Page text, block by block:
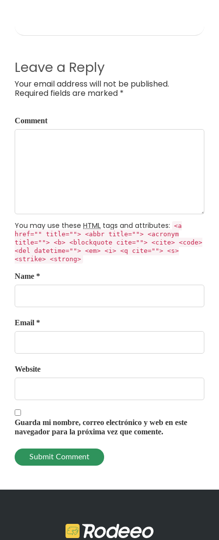
Leave a Reply
Your email address will not be published.
Required fields are marked *
Comment
You may use these HTML tags and attributes: <a
href="" title=""> <abbr title=""> <acronym
title=""> <b> <blockquote cite=""> <cite> <code>
<del datetime=""> <em> <i> <q cite=""> <s>
<strike> <strong>
Name *
Email *
Website
Guarda mi nombre, correo electrónico y web en este
navegador para la próxima vez que comente.